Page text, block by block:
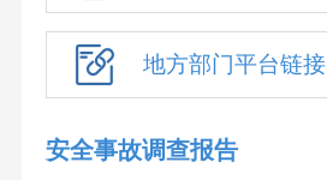
地方部门平台链接
安全事故调查报告